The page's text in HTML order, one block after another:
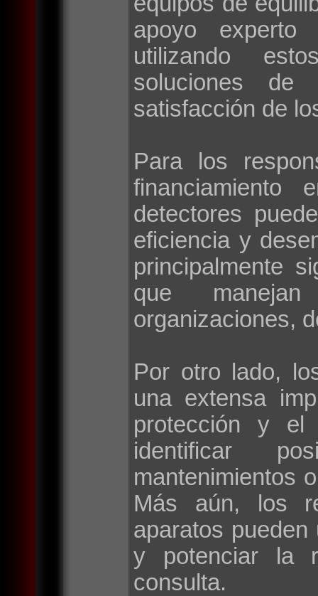
apoyo experto
utilizando
soluciones de
satisfacción de
Para los
financiamiento
detectores
eficiencia y
principalmente
que
organizaciones,
Por otro lado,
una extensa
protección y el
identificar
mantenimientos
Más aún, los
aparatos
y potenciar la
consulta.